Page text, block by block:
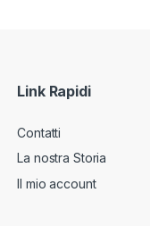
Link Rapidi
Contatti
La nostra Storia
Il mio account